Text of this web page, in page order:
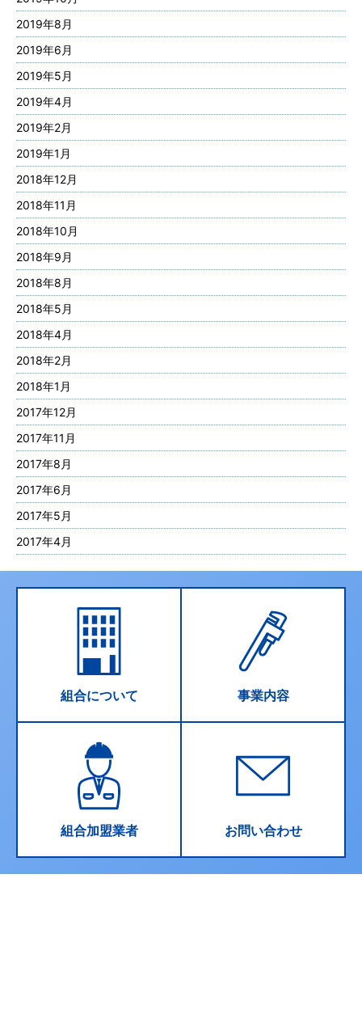
2019年8月
2019年6月
2019年5月
2019年4月
2019年2月
2019年1月
2018年12月
2018年11月
2018年10月
2018年9月
2018年8月
2018年5月
2018年4月
2018年2月
2018年1月
2017年12月
2017年11月
2017年8月
2017年6月
2017年5月
2017年4月
組合について 事業内容
組合加盟業者 お問い合わせ